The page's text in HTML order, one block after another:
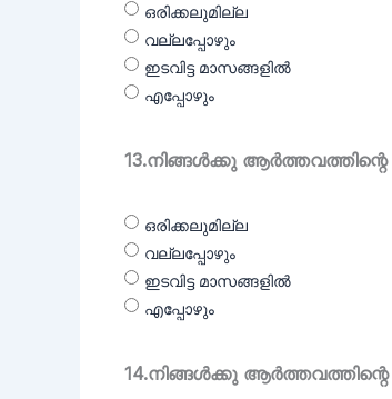
ഒരിക്കലുമില്ല
വല്ലപ്പോഴും
ഇടവിട്ട മാസങ്ങളിൽ
എപ്പോഴും
13.നിങ്ങൾക്കു
ഒരിക്കലുമില്ല
വല്ലപ്പോഴും
ഇടവിട്ട മാസങ്ങളിൽ
എപ്പോഴും
14.നിങ്ങൾക്കു